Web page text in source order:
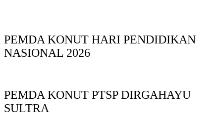
PEMDA KONUT HARI PENDIDIKAN
NASIONAL 2026
PEMDA KONUT PTSP DIRGAHAYU
SULTRA